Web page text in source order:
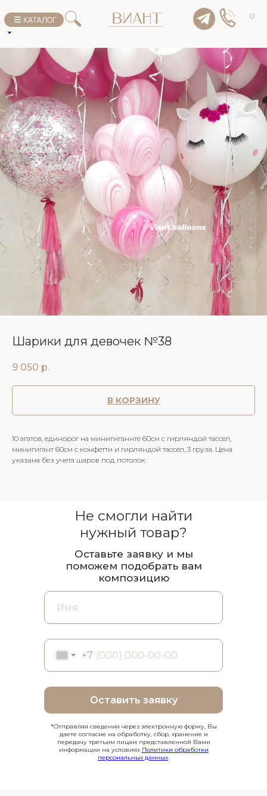
0
Шарики для девочек №38
9 050 р.
В КОРЗИНУ
10 агатов, единорог на минигиганнте 60см с гирляндой тассел,
минигигант 60см с конфетти и гирляндой тассел, 3 груза. Цена
указана без учета шаров под потолок
+7
Оставить заявку
Не смогли найти
нужный товар?
Оставьте заявку и мы
поможем подобрать вам
композицию
*Отправляя сведения через электронную форму, Вы
даете согласие на обработку, сбор, хранение и
передачу третьим лицам представленной Вами
информации на условиях Политики обработки
персональных данных.